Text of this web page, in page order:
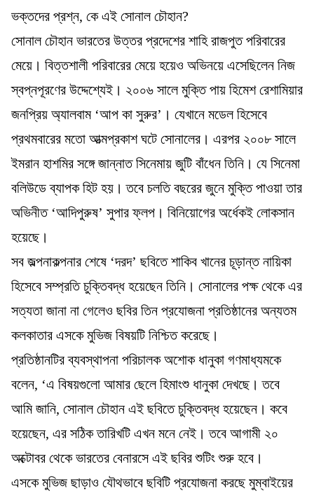
ভক্তদের প্রশ্ন, কে এই সোনাল চৌহান?
সোনাল চৌহান ভারতের উত্তর প্রদেশের শাহি রাজপুত পরিবারের
মেয়ে। বিত্তশালী পরিবারের মেয়ে হয়েও অভিনয়ে এসেছিলেন নিজ
স্বপ্নপূরণের উদ্দেশ্যেই। ২০০৬ সালে মুক্তি পায় হিমেশ রেশামিয়ার
জনপ্রিয় অ্যালবাম ‘আপ কা সুরুর’। যেখানে মডেল হিসেবে
প্রথমবারের মতো আত্মপ্রকাশ ঘটে সোনালের। এরপর ২০০৮ সালে
ইমরান হাশমির সঙ্গে জান্নাত সিনেমায় জুটি বাঁধেন তিনি। যে সিনেমা
বলিউডে ব্যাপক হিট হয়। তবে চলতি বছরের জুনে মুক্তি পাওয়া তার
অভিনীত ‘আদিপুরুষ’ সুপার ফ্লপ। বিনিয়োগের অর্ধেকই লোকসান
হয়েছে।
সব জল্পনাকল্পনার শেষে ‘দরদ’ ছবিতে শাকিব খানের চূড়ান্ত নায়িকা
হিসেবে সম্প্রতি চুক্তিবদ্ধ হয়েছেন তিনি। সোনালের পক্ষ থেকে এর
সত্যতা জানা না গেলেও ছবির তিন প্রযোজনা প্রতিষ্ঠানের অন্যতম
কলকাতার এসকে মুভিজ বিষয়টি নিশ্চিত করেছে।
প্রতিষ্ঠানটির ব্যবস্থাপনা পরিচালক অশোক ধানুকা গণমাধ্যমকে
বলেন, ‘এ বিষয়গুলো আমার ছেলে হিমাংশু ধানুকা দেখছে। তবে
আমি জানি, সোনাল চৌহান এই ছবিতে চুক্তিবদ্ধ হয়েছেন। কবে
হয়েছেন, এর সঠিক তারিখটি এখন মনে নেই। তবে আগামী ২০
অক্টোবর থেকে ভারতের বেনারসে এই ছবির শুটিং শুরু হবে।
এসকে মুভিজ ছাড়াও যৌথভাবে ছবিটি প্রযোজনা করছে মুম্বাইয়ের